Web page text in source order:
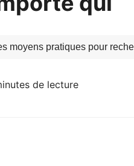
moyens pratiques pour
de lecture